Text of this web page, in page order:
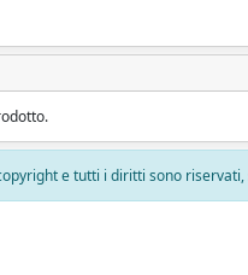
e tutti i diritti sono